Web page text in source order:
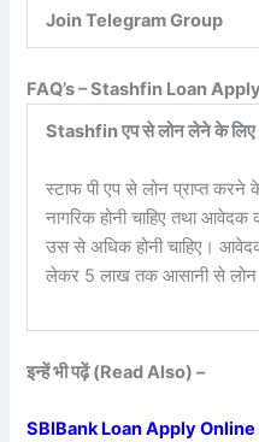
Join Telegram Group
FAQ’s – Stashfin Loan
Stashfin एप से लोन लेने के
स्टाफ पी एप से लोन प्राप्त
नागरिक होनी चाहिए तथा
उस से अधिक होनी चाहिए।
लेकर 5 लाख तक आसानी से लोन
इन्हें भी पढ़ें (Read Also) –
SBIBank Loan Apply Online –